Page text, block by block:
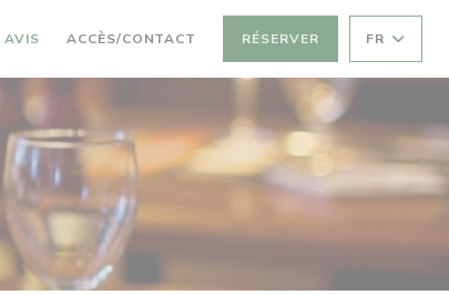
AVIS ACCÈS/CONTACT RÉSERVER FR